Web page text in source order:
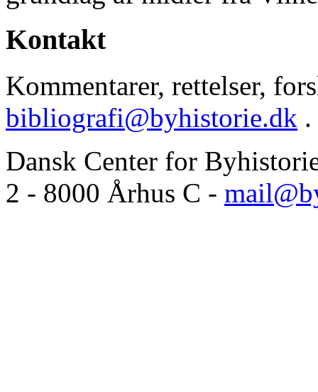
Kontakt
Kommentarer, rettelser,
bibliografi@byhistorie.dk .
Dansk Center for
2 - 8000 Århus C -